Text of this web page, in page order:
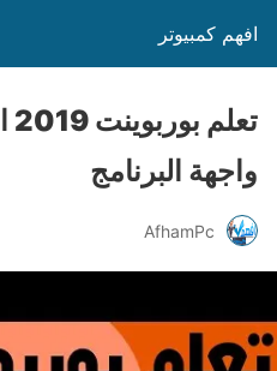
افهم كمبيوتر
واجهة البرنامج
AfhamPc